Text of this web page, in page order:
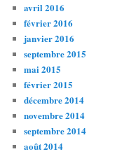
avril 2016
février 2016
janvier 2016
septembre 2015
mai 2015
février 2015
décembre 2014
novembre 2014
septembre 2014
août 2014